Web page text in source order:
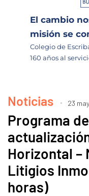
El cambio
misión se
Colegio de
160 años al
Noticias 23
Programa de
Horizontal –
Litigios
horas)